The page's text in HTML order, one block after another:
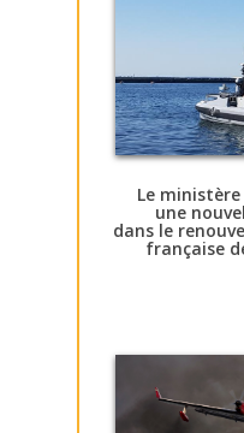
Le
une
dans le
française